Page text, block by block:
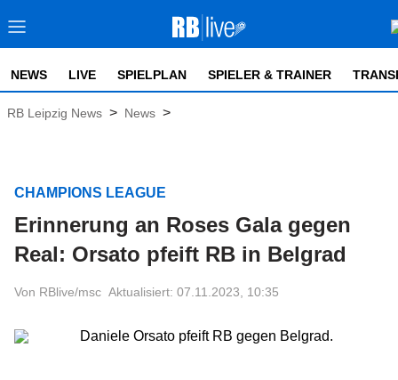
NEWS LIVE SPIELPLAN SPIELER & TRAINER
RB Leipzig News > News >
CHAMPIONS LEAGUE
Erinnerung an Roses Gala gegen
Real: Orsato pfeift RB in Belgrad
Von RBlive/msc Aktualisiert: 07.11.2023, 10:35